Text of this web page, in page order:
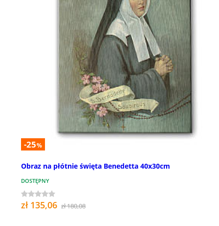
-25%
Obraz na płótnie święta Benedetta 40x30cm
DOSTĘPNY
zł 135,06 zł 180,08